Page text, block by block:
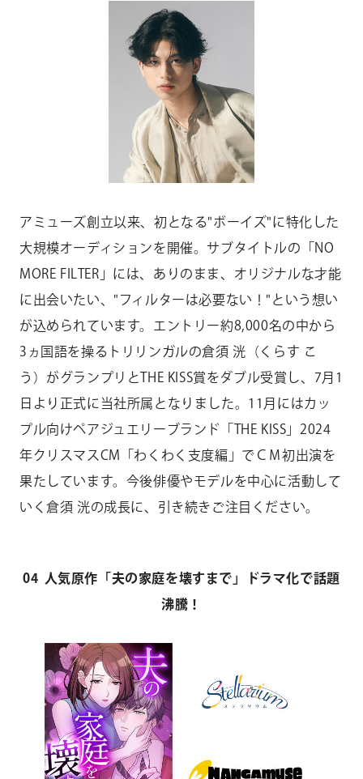
アミューズ創立以来、初となる"ボーイズ"に特化した
大規模オーディションを開催。サブタイトルの「
NO
MORE FILTER」 には、ありのまま、オリジナルな才能
に出会いたい、 " フィルターは必要ない！ " という想い
が込められています。エントリー約8,000名の中から
3 ヵ国語を操るトリリンガルの倉須 洸（くらす こ
う）がグランプリとTHE KISS賞をダブル受賞し、 7月 1
日より正式に当社所属となりました。11月にはカッ
プル向けペアジュエリーブランド「THE KISS」2024
年クリスマスCM「わくわく支度編」でＣＭ初出演を
果たしています。今後俳優やモデルを中心に活動して
いく倉須 洸の成長に、引き続きご注目ください。
04 人気原作「夫の家庭を壊すまで」ドラマ化で話題
沸騰！